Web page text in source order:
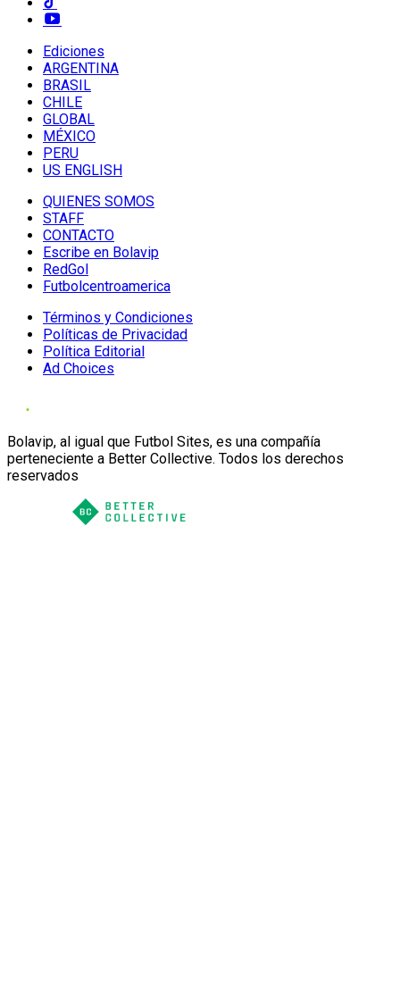
Ediciones
ARGENTINA
BRASIL
CHILE
GLOBAL
MÉXICO
PERU
US ENGLISH
QUIENES SOMOS
STAFF
CONTACTO
Escribe en Bolavip
RedGol
Futbolcentroamerica
Términos y Condiciones
Políticas de Privacidad
Política Editorial
Ad Choices
Bolavip, al igual que Futbol Sites, es una compañía
perteneciente a Better Collective. Todos los derechos
reservados